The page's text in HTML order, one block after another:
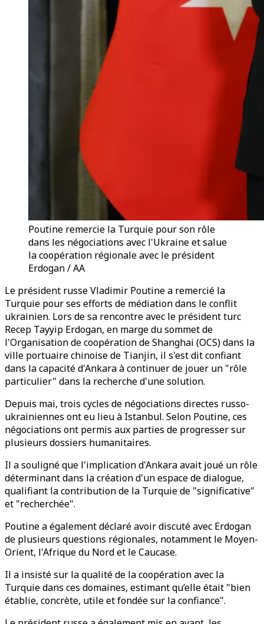
Poutine remercie la Turquie pour son rôle
dans les négociations avec l'Ukraine et salue
la coopération régionale avec le président
Erdogan / AA
Le président russe Vladimir Poutine a remercié la
Turquie pour ses efforts de médiation dans le conflit
ukrainien. Lors de sa rencontre avec le président turc
Recep Tayyip Erdogan, en marge du sommet de
l'Organisation de coopération de Shanghai (OCS) dans la
ville portuaire chinoise de Tianjin, il s'est dit confiant
dans la capacité d'Ankara à continuer de jouer un "rôle
particulier" dans la recherche d'une solution.
Depuis mai, trois cycles de négociations directes russo-
ukrainiennes ont eu lieu à Istanbul. Selon Poutine, ces
négociations ont permis aux parties de progresser sur
plusieurs dossiers humanitaires.
Il a souligné que l'implication d'Ankara avait joué un rôle
déterminant dans la création d'un espace de dialogue,
qualifiant la contribution de la Turquie de "significative"
et "recherchée".
Poutine a également déclaré avoir discuté avec Erdogan
de plusieurs questions régionales, notamment le Moyen-
Orient, l'Afrique du Nord et le Caucase.
Il a insisté sur la qualité de la coopération avec la
Turquie dans ces domaines, estimant qu’elle était "bien
établie, concrète, utile et fondée sur la confiance".